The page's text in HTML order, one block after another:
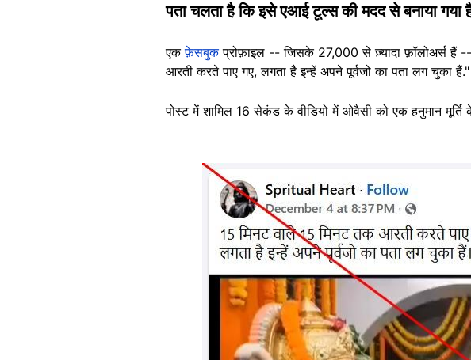
पता चलता है कि इसे एआई टूल्स की मदद से बनाया गया
एकफ़ेसबुकप्रोफ़ाइल -- जिसके 27,000 से ज़्यादा फ़ॉलोअर्स हैं
आरती करते पाए गए, लगता है इन्हें अपने पूर्वजो का पता लग चुका हैं."
पोस्ट में शामिल 16 सेकंड के वीडियो में ओवैसी को एक हनुमान
Image